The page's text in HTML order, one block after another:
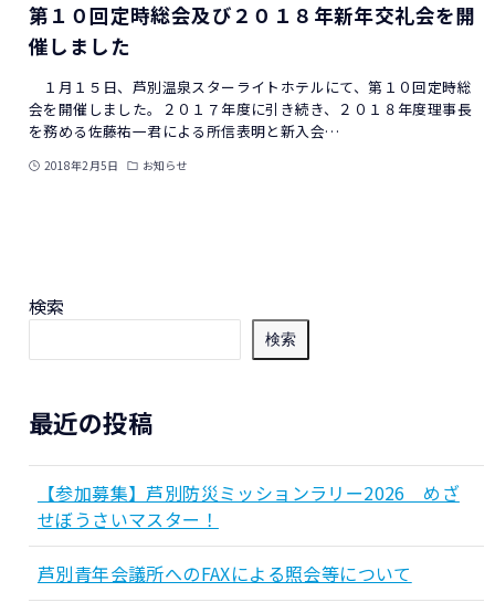
第１０回定時総会及び２０１８年新年交礼会を開
催しました
１月１５日、芦別温泉スターライトホテルにて、第１０回定時総
会を開催しました。２０１７年度に引き続き、２０１８年度理事長
を務める佐藤祐一君による所信表明と新入会…
2018年2月5日 お知らせ
検索
検索
最近の投稿
【参加募集】芦別防災ミッションラリー2026 めざ
せぼうさいマスター！
芦別青年会議所へのFAXによる照会等について